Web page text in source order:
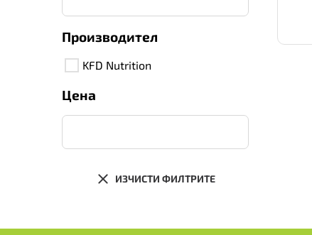
Производител
KFD Nutrition
Цена
ИЗЧИСТИ ФИЛТРИТЕ